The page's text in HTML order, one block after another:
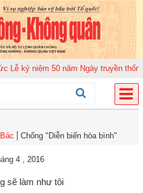
niệm 50 năm Ngày truyền thống (12-
Chống "Diễn biến hòa bình"
4 , 2016
sẽ làm như tôi